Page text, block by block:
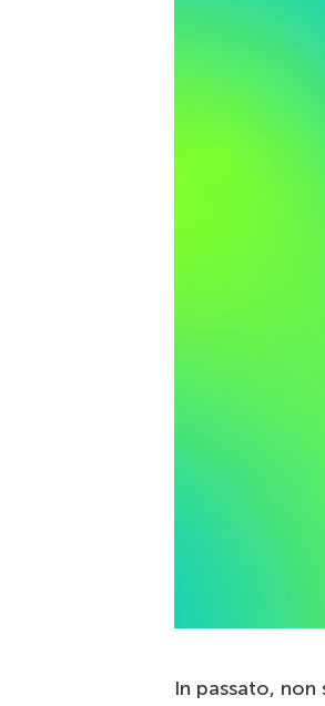
In passato,